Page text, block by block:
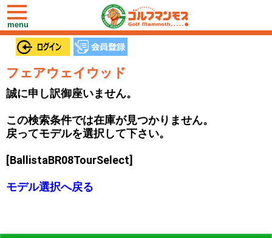
toggle
navigation
menu
フェアウェイウッド
誠に申し訳御座いません。
この検索条件では在庫が見つかりません。
戻ってモデルを選択して下さい。
[BallistaBR08TourSelect]
モデル選択へ戻る